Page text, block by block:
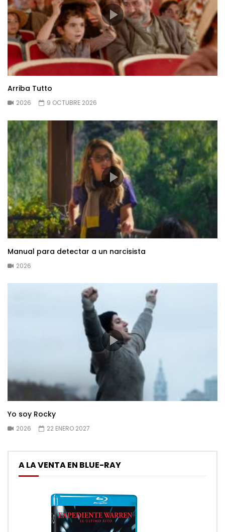
Arriba Tutto
2026 9 OCTUBRE 2026
Manual para detectar a un narcisista
2026
Yo soy Rocky
2026 22 ENERO 2027
A LA VENTA EN BLUE-RAY